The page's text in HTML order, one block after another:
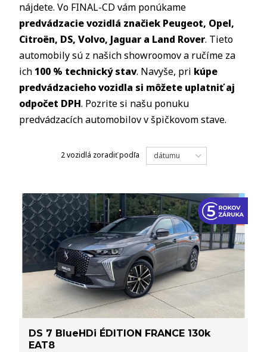
nájdete. Vo FINAL-CD vám ponúkame
predvádzacie vozidlá značiek Peugeot, Opel,
Citroën, DS, Volvo, Jaguar a Land Rover. Tieto
automobily sú z našich showroomov a ručíme za
ich100 % technický stav. Navyše, pri kúpe
predvádzacieho vozidla si môžete uplatniť aj
odpočet DPH. Pozrite si našu ponuku
predvádzacích automobilov v špičkovom stave.
2 vozidlá zoradiť podľa dátumu
DS 7 BlueHDi ÉDITION FRANCE 130k
EAT8